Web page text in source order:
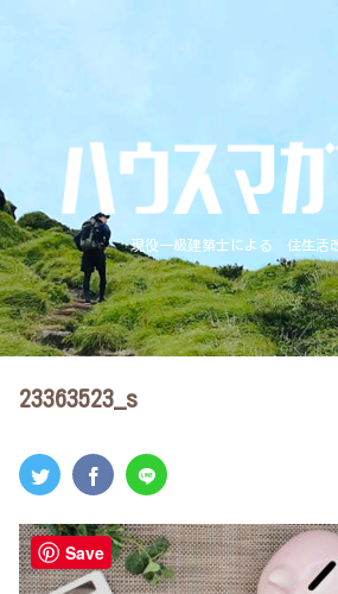
現役一級建築士による 住生活
23363523_s
Save